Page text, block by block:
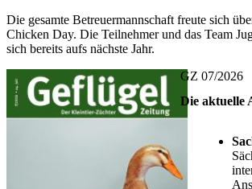
Die gesamte Betreuermannschaft freute sich
Chicken Day. Die Teilnehmer und das Team
sich bereits aufs nächste Jahr.
GZ 07/2026
Die aktuelle